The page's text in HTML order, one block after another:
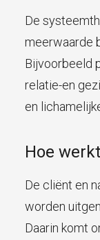
De
meerwaarde
Bijvoorbeeld
relatie-en
en
Hoe
De cliënt en
worden
Daarin komt